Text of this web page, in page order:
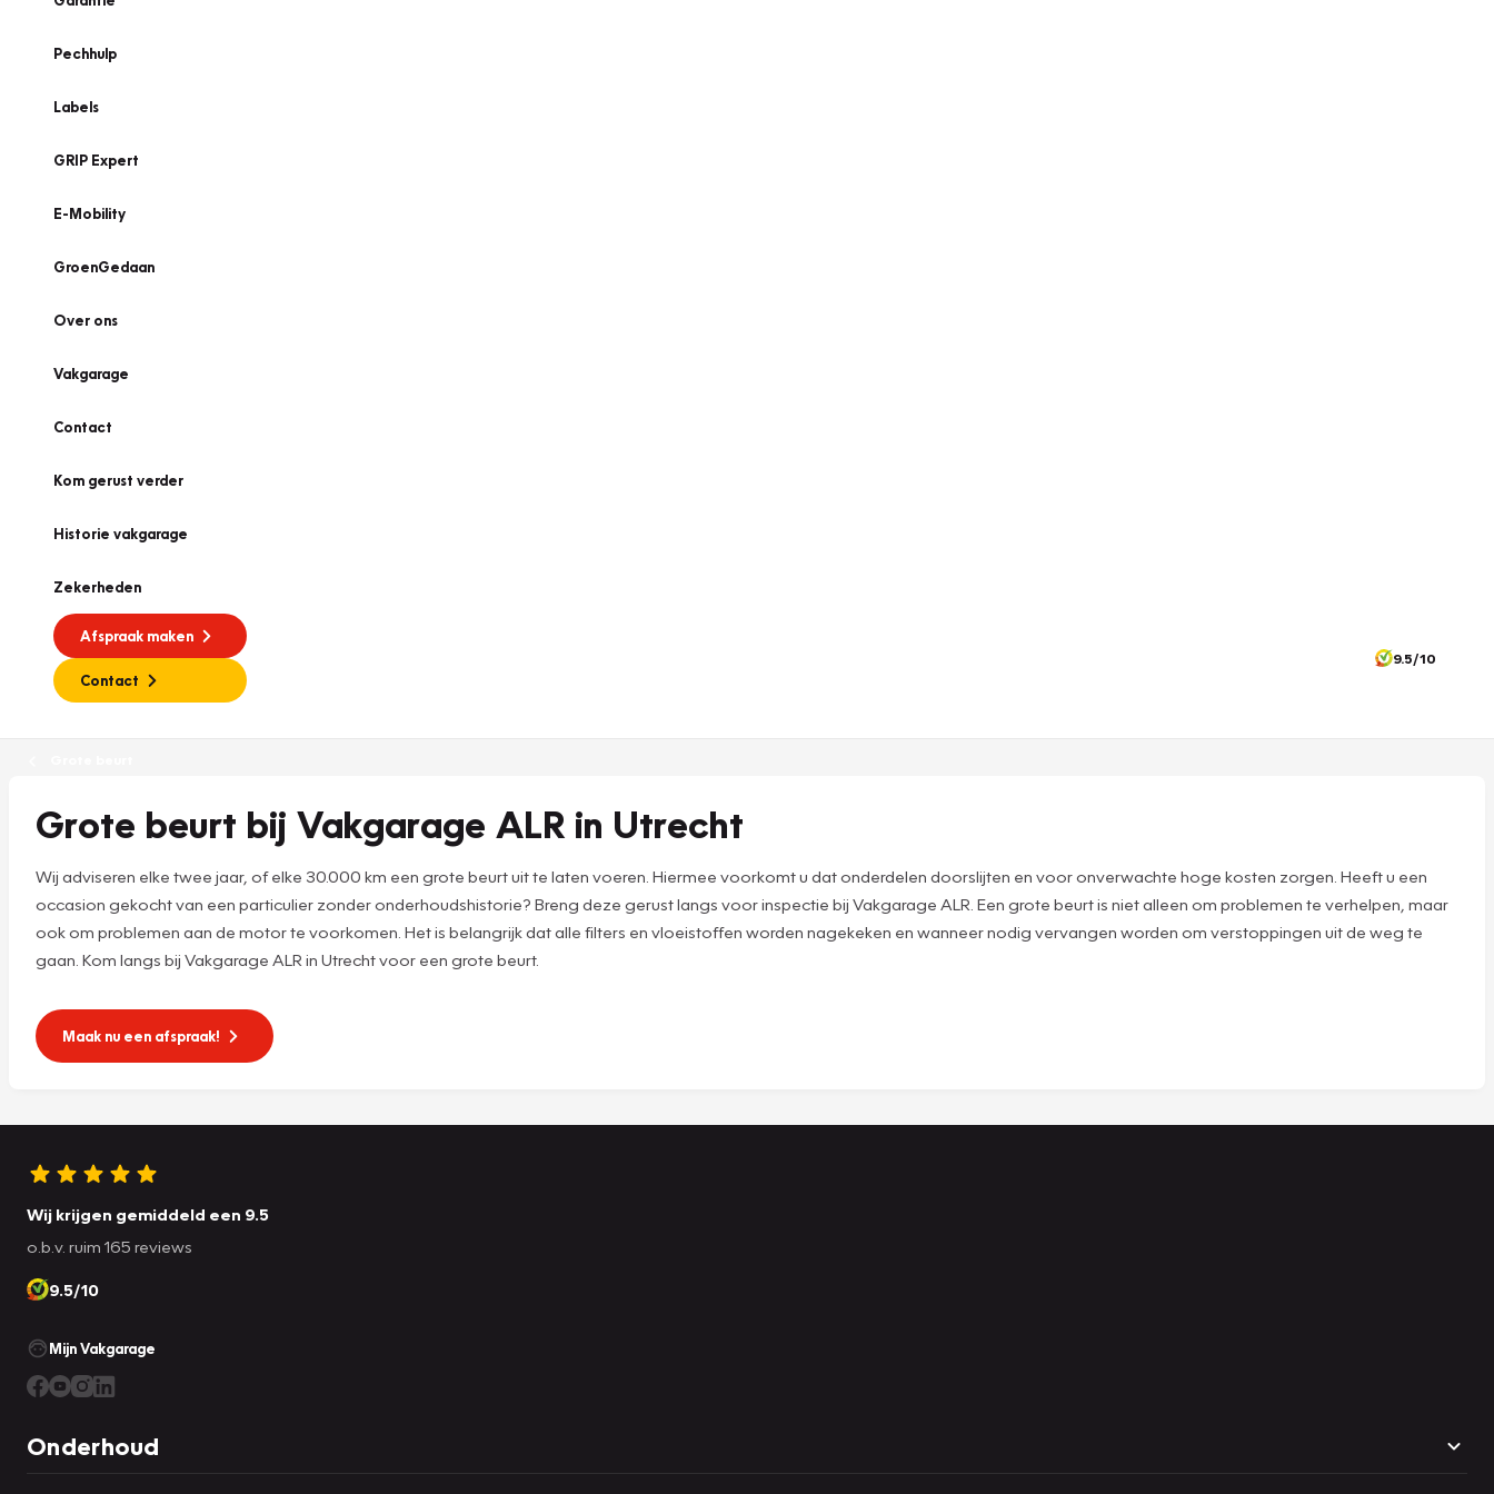
Pechhulp
Labels
GRIP Expert
E-Mobility
GroenGedaan
Over ons
Vakgarage
Contact
Kom gerust verder
Historie vakgarage
Zekerheden
Afspraak maken
Contact
9.5/10
Grote beurt bij Vakgarage ALR in Utrecht
Wij adviseren elke twee jaar, of elke 30.000 km een grote beurt uit te laten voeren. Hiermee voorkomt u dat onderdelen doorslijten en voor onverwachte hoge kosten zorgen. Heeft u een
occasion gekocht van een particulier zonder onderhoudshistorie? Breng deze gerust langs voor inspectie bij Vakgarage ALR. Een grote beurt is niet alleen om problemen te verhelpen, maar
ook om problemen aan de motor te voorkomen. Het is belangrijk dat alle filters en vloeistoffen worden nagekeken en wanneer nodig vervangen worden om verstoppingen uit de weg te
gaan. Kom langs bij Vakgarage ALR in Utrecht voor een grote beurt.
Maak nu een afspraak!
Wij krijgen gemiddeld een 9.5
o.b.v. ruim 165 reviews
9.5/10
Mijn Vakgarage
Onderhoud